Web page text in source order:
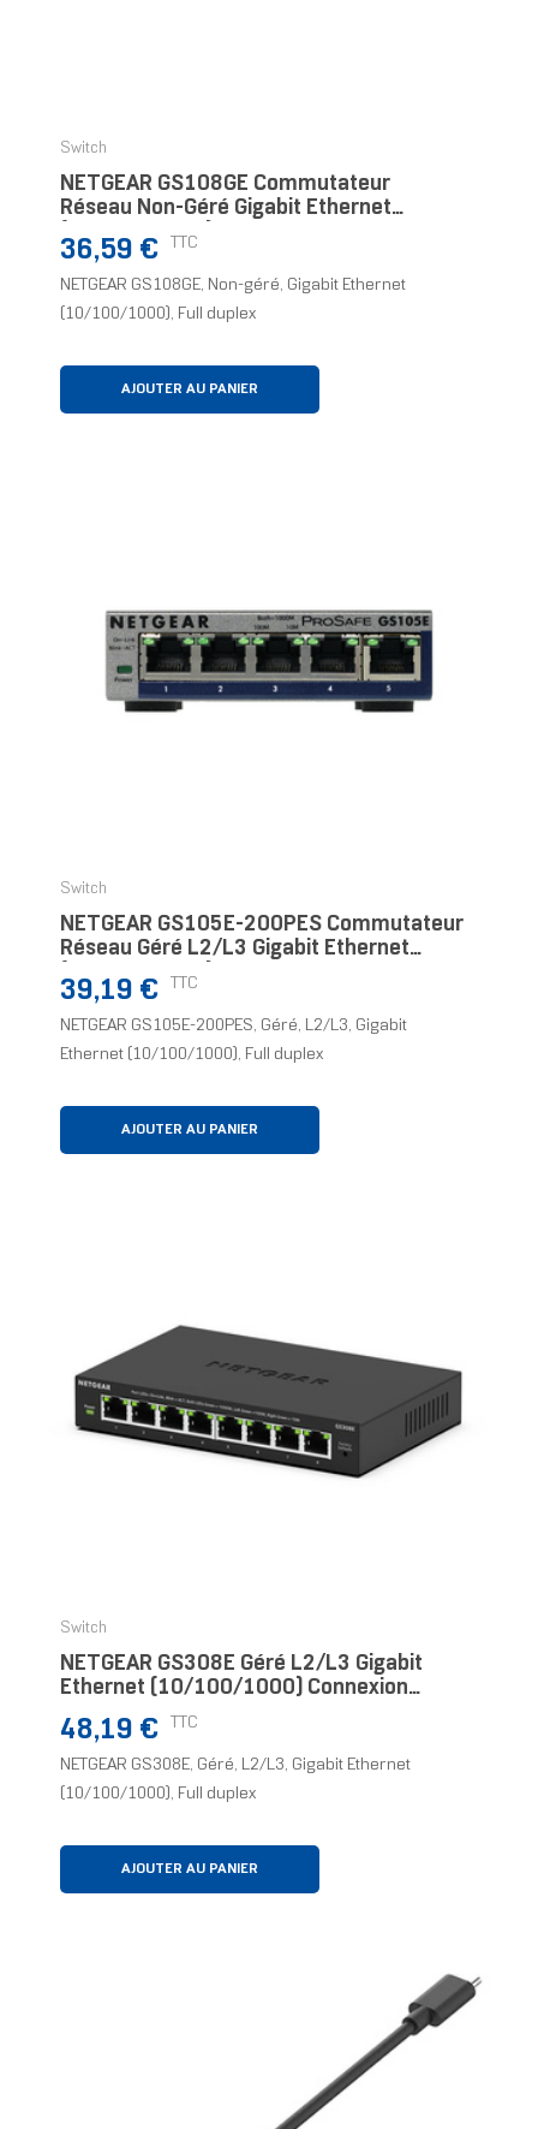
Switch
NETGEAR GS108GE Commutateur
Réseau Non-Géré Gigabit Ethernet
(10/100/1000) Bleu
Prix
36,59 € TTC
NETGEAR GS108GE, Non-géré, Gigabit Ethernet
(10/100/1000), Full duplex
AJOUTER AU PANIER
Switch
NETGEAR GS105E-200PES Commutateur
Réseau Géré L2/L3 Gigabit Ethernet
(10/100/1000) Gris
Prix
39,19 € TTC
NETGEAR GS105E-200PES, Géré, L2/L3, Gigabit
Ethernet (10/100/1000), Full duplex
AJOUTER AU PANIER
Switch
NETGEAR GS308E Géré L2/L3 Gigabit
Ethernet (10/100/1000) Connexion
Ethernet, Supportant L'alimentation Via
Ce Port (PoE) Noir
Prix
48,19 € TTC
NETGEAR GS308E, Géré, L2/L3, Gigabit Ethernet
(10/100/1000), Full duplex
AJOUTER AU PANIER